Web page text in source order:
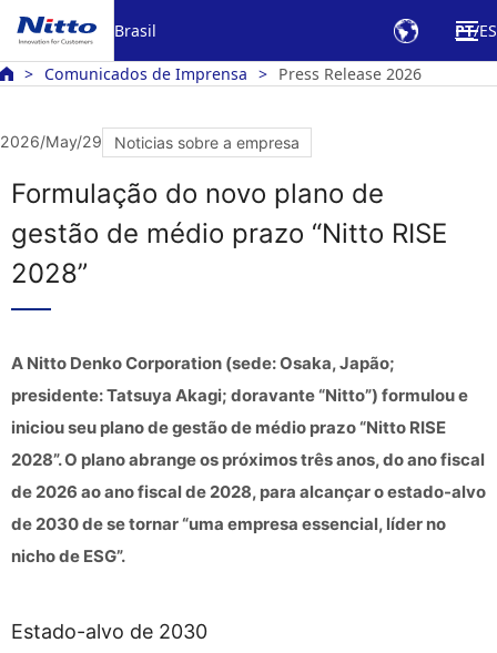
Brasil PT ES
Comunicados de Imprensa Press Release 2026
2026/May/29 Noticias sobre a empresa
Formulação do novo plano de
gestão de médio prazo “Nitto RISE
2028”
A Nitto Denko Corporation (sede: Osaka, Japão;
presidente: Tatsuya Akagi; doravante “Nitto”) formulou e
iniciou seu plano de gestão de médio prazo “Nitto RISE
2028”. O plano abrange os próximos três anos, do ano fiscal
de 2026 ao ano fiscal de 2028, para alcançar o estado-alvo
de 2030 de se tornar “uma empresa essencial, líder no
nicho de ESG”.
Estado-alvo de 2030